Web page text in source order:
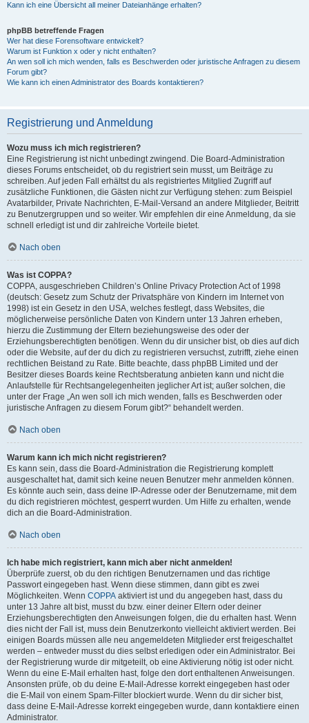
Kann ich eine Übersicht all meiner Dateianhänge erhalten?
phpBB betreffende Fragen
Wer hat diese Forensoftware entwickelt?
Warum ist Funktion x oder y nicht enthalten?
An wen soll ich mich wenden, falls es Beschwerden oder juristische Anfragen zu diesem
Forum gibt?
Wie kann ich einen Administrator des Boards kontaktieren?
Registrierung und Anmeldung
Wozu muss ich mich registrieren?
Eine Registrierung ist nicht unbedingt zwingend. Die Board-Administration
dieses Forums entscheidet, ob du registriert sein musst, um Beiträge zu
schreiben. Auf jeden Fall erhältst du als registriertes Mitglied Zugriff auf
zusätzliche Funktionen, die Gästen nicht zur Verfügung stehen: zum Beispiel
Avatarbilder, Private Nachrichten, E-Mail-Versand an andere Mitglieder, Beitritt
zu Benutzergruppen und so weiter. Wir empfehlen dir eine Anmeldung, da sie
schnell erledigt ist und dir zahlreiche Vorteile bietet.
Nach oben
Was ist COPPA?
COPPA, ausgeschrieben Children’s Online Privacy Protection Act of 1998
(deutsch: Gesetz zum Schutz der Privatsphäre von Kindern im Internet von
1998) ist ein Gesetz in den USA, welches festlegt, dass Websites, die
möglicherweise persönliche Daten von Kindern unter 13 Jahren erheben,
hierzu die Zustimmung der Eltern beziehungsweise des oder der
Erziehungsberechtigten benötigen. Wenn du dir unsicher bist, ob dies auf dich
oder die Website, auf der du dich zu registrieren versuchst, zutrifft, ziehe einen
rechtlichen Beistand zu Rate. Bitte beachte, dass phpBB Limited und der
Besitzer dieses Boards keine Rechtsberatung anbieten kann und nicht die
Anlaufstelle für Rechtsangelegenheiten jeglicher Art ist; außer solchen, die
unter der Frage „An wen soll ich mich wenden, falls es Beschwerden oder
juristische Anfragen zu diesem Forum gibt?“ behandelt werden.
Nach oben
Warum kann ich mich nicht registrieren?
Es kann sein, dass die Board-Administration die Registrierung komplett
ausgeschaltet hat, damit sich keine neuen Benutzer mehr anmelden können.
Es könnte auch sein, dass deine IP-Adresse oder der Benutzername, mit dem
du dich registrieren möchtest, gesperrt wurden. Um Hilfe zu erhalten, wende
dich an die Board-Administration.
Nach oben
Ich habe mich registriert, kann mich aber nicht anmelden!
Überprüfe zuerst, ob du den richtigen Benutzernamen und das richtige
Passwort eingegeben hast. Wenn diese stimmen, dann gibt es zwei
Möglichkeiten. Wenn COPPA aktiviert ist und du angegeben hast, dass du
unter 13 Jahre alt bist, musst du bzw. einer deiner Eltern oder deiner
Erziehungsberechtigten den Anweisungen folgen, die du erhalten hast. Wenn
dies nicht der Fall ist, muss dein Benutzerkonto vielleicht aktiviert werden. Bei
einigen Boards müssen alle neu angemeldeten Mitglieder erst freigeschaltet
werden – entweder musst du dies selbst erledigen oder ein Administrator. Bei
der Registrierung wurde dir mitgeteilt, ob eine Aktivierung nötig ist oder nicht.
Wenn du eine E-Mail erhalten hast, folge den dort enthaltenen Anweisungen.
Ansonsten prüfe, ob du deine E-Mail-Adresse korrekt eingegeben hast oder
die E-Mail von einem Spam-Filter blockiert wurde. Wenn du dir sicher bist,
dass deine E-Mail-Adresse korrekt eingegeben wurde, dann kontaktiere einen
Administrator.